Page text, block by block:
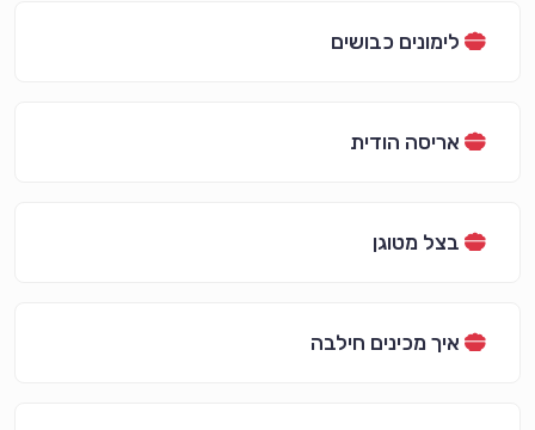
לימונים כבושים
אריסה הודית
בצל מטוגן
איך מכינים חילבה